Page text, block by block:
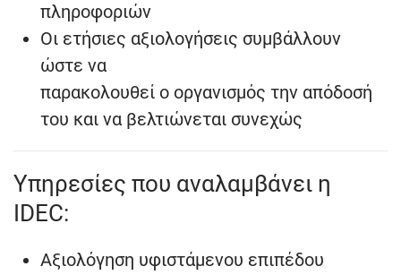
πληροφοριών
Οι ετήσιες αξιολογήσεις συμβάλλουν
ώστε να
παρακολουθεί ο οργανισμός την απόδοσή
του και να βελτιώνεται συνεχώς
Υπηρεσίες που αναλαμβάνει η
IDEC:
Αξιολόγηση υφιστάμενου επιπέδου